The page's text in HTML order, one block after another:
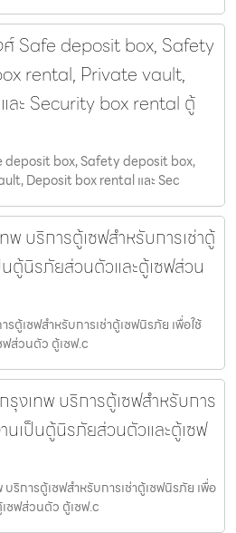
Safe deposit box, Safety
rental, Private vault,
ะ Security box rental ตู้
deposit box, Safety deposit box,
Deposit box rental และ Sec
พ บริการตู้เซฟสำหรับการเช่าตู้
นตู้นิรภัยส่วนตัวและตู้เซฟส่วน
ตู้เซฟสำหรับการเช่าตู้เซฟนิรภัย เพื่อใช้
ส่วนตัว ตู้เซฟ.c
งเทพ บริการตู้เซฟสำหรับการ
นเป็นตู้นิรภัยส่วนตัวและตู้เซฟ
การตู้เซฟสำหรับการเช่าตู้เซฟนิรภัย เพื่อ
ซฟส่วนตัว ตู้เซฟ.c